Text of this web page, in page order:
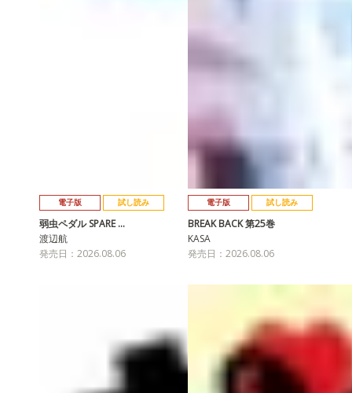
電子版 試し読み
弱虫ペダル SPARE …
渡辺航
発売日：2026.08.06
電子版 試し読み
BREAK BACK 第25巻
KASA
発売日：2026.08.06